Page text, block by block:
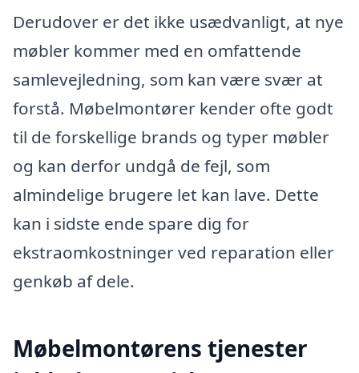
Derudover er det ikke usædvanligt, at nye
møbler kommer med en omfattende
samlevejledning, som kan være svær at
forstå. Møbelmontører kender ofte godt
til de forskellige brands og typer møbler
og kan derfor undgå de fejl, som
almindelige brugere let kan lave. Dette
kan i sidste ende spare dig for
ekstraomkostninger ved reparation eller
genkøb af dele.
Møbelmontørens tjenester